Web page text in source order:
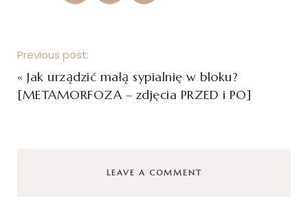
Previous post:
« Jak urządzić małą sypialnię w bloku?
[METAMORFOZA – zdjęcia PRZED i PO]
LEAVE A COMMENT